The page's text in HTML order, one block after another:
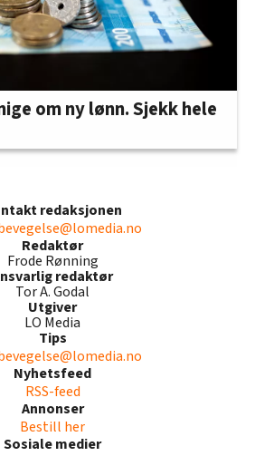
om ny lønn. Sjekk hele
redaksjonen
Redaktør
Frode Rønning
redaktør
Tor A. Godal
Utgiver
LO Media
Tips
Nyhetsfeed
RSS-feed
Annonser
Bestill her
Sosiale medier